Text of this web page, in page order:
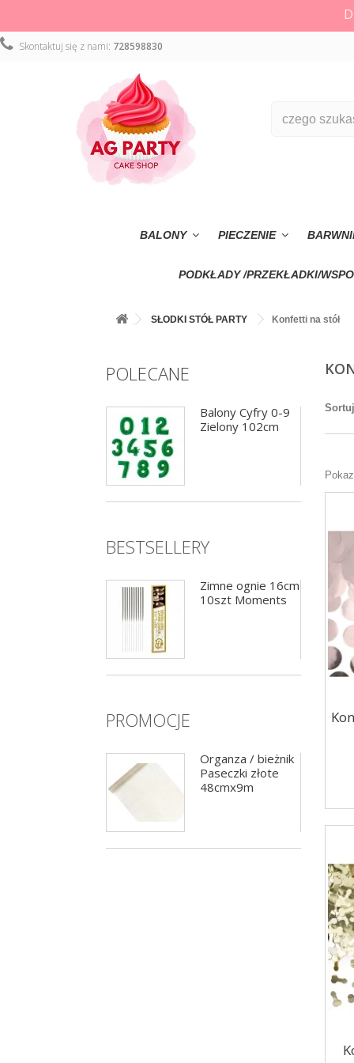
Skontaktuj się z nami: 728598830
BALONY PIECZENIE
PODKŁADY /PRZEKŁADKI/
SŁODKI STÓŁ PARTY Konfetti na stół
POLECANE
Balony Cyfry 0-9
Zielony 102cm
BESTSELLERY
Zimne ognie 16cm
10szt Moments
PROMOCJE
Organza / bieżnik
Paseczki złote
48cmx9m